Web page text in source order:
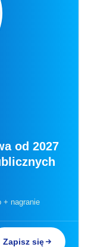
od 2027
+ nagranie
Zapisz się